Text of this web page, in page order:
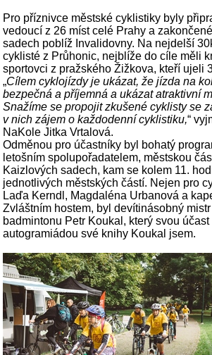
Pro příznivce městské cyklistiky byly
vedoucí z 26 míst celé Prahy a
sadech poblíž Invalidovny. Na nejdelší
cyklisté z Průhonic, nejblíže do cíle měli
sportovci z pražského Žižkova, kteří ujeli
„Cílem cyklojízdy je ukázat, že jízda na
bezpečná a příjemná a ukázat atraktivní
Snažíme se propojit zkušené cyklisty se
v nich zájem o každodenní cyklistiku,“
NaKole Jitka Vrtalová.
Odměnou pro účastníky byl bohatý
letošním spolupořadatelem, městskou
Kaizlových sadech, kam se kolem 11.
jednotlivých městských částí. Nejen pro
Laďa Kerndl, Magdaléna Urbanová a
Zvláštním hostem, byl devítinásobný
badmintonu Petr Koukal, který svou
autogramiádou své knihy Koukal jsem.